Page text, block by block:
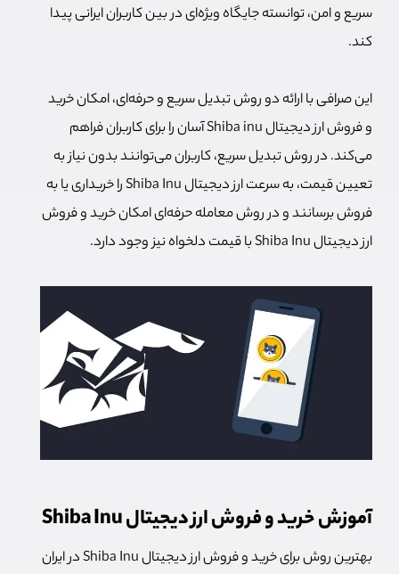
سریع و امن، توانسته جایگاه ویژه‌ای در بین کاربران ایرانی پیدا
کند.
این صرافی با ارائه دو روش تبدیل سریع و حرفه‌ای، امکان خرید
و فروش ارز دیجیتال Shiba inu آسان را برای کاربران فراهم
می‌کند. در روش تبدیل سریع، کاربران می‌توانند بدون نیاز به
تعیین قیمت، به سرعت ارز دیجیتال Shiba Inu را خریداری یا به
فروش برسانند و در روش معامله حرفه‌ای امکان خرید و فروش
ارز دیجیتال Shiba Inu با قیمت دلخواه نیز وجود دارد.
آموزش خرید و فروش ارز دیجیتال Shiba Inu
بهترین روش برای خرید و فروش ارز دیجیتال Shiba Inu در ایران